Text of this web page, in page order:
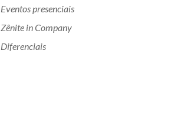
Eventos presenciais
Zênite in Company
Diferenciais